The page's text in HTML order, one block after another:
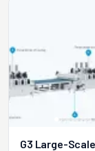
G3 Large-